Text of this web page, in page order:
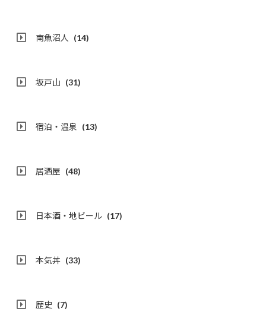
南魚沼人 (14)
坂戸山 (31)
宿泊・温泉 (13)
居酒屋 (48)
日本酒・地ビール (17)
本気丼 (33)
歴史 (7)